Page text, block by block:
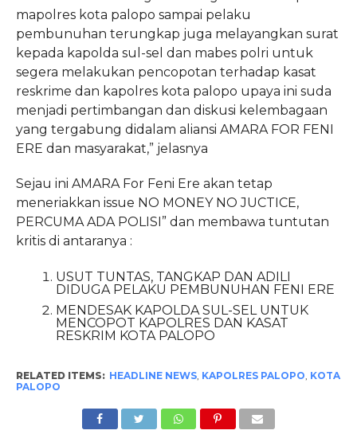
mapolres kota palopo sampai pelaku
pembunuhan terungkap juga melayangkan surat
kepada kapolda sul-sel dan mabes polri untuk
segera melakukan pencopotan terhadap kasat
reskrime dan kapolres kota palopo upaya ini suda
menjadi pertimbangan dan diskusi kelembagaan
yang tergabung didalam aliansi AMARA FOR FENI
ERE dan masyarakat,” jelasnya
Sejau ini AMARA For Feni Ere akan tetap
meneriakkan issue NO MONEY NO JUCTICE,
PERCUMA ADA POLISI” dan membawa tuntutan
kritis di antaranya :
USUT TUNTAS, TANGKAP DAN ADILI
DIDUGA PELAKU PEMBUNUHAN FENI ERE
MENDESAK KAPOLDA SUL-SEL UNTUK
MENCOPOT KAPOLRES DAN KASAT
RESKRIM KOTA PALOPO
RELATED ITEMS: HEADLINE NEWS, KAPOLRES PALOPO, KOTA
PALOPO